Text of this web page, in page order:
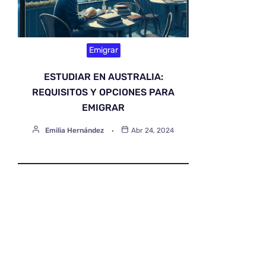
Emigrar
ESTUDIAR EN AUSTRALIA:
REQUISITOS Y OPCIONES PARA
EMIGRAR
Emilia Hernández Abr 24, 2024